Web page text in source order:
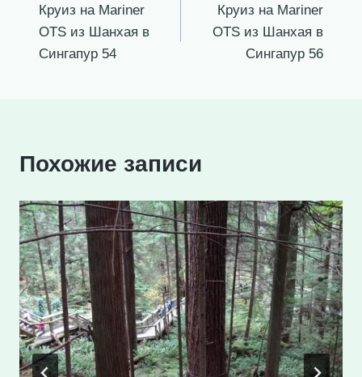
по
записям
Круиз на Mariner
OTS из Шанхая в
Сингапур 54
Круиз на Mariner
OTS из Шанхая в
Сингапур 56
Похожие записи